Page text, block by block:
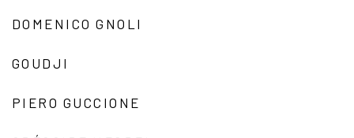
DOMENICO GNOLI
GOUDJI
PIERO GUCCIONE